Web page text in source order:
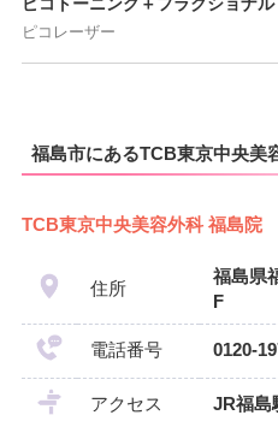
ピコレーザー
福島市にあるTCB東京中央美
TCB東京中央美容外科 福島院
住所
福島県
F
電話番号 0120-
アクセス JR福島